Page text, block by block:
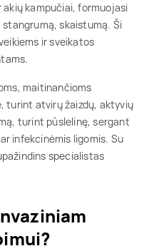
kampučiai, formuojasi
stangrumą, skaistumą. Ši
ir sveikatos
maitinančioms
turint atvirų žaizdų, aktyvių
turint pūslelinę, sergant
infekcinėmis ligomis. Su
specialistas